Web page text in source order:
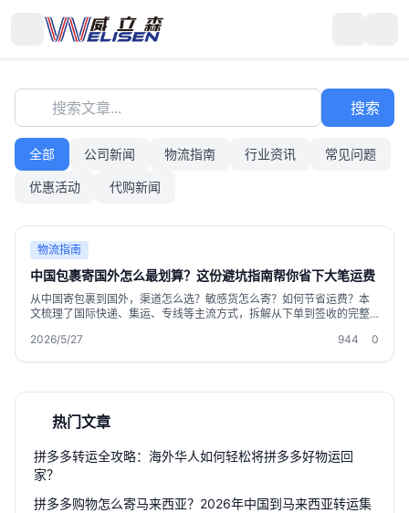
搜索文章... 搜索
全部 公司新闻 物流指南 行业资讯 常见问题
优惠活动 代购新闻
物流指南
中国包裹寄国外怎么最划算？这份避坑指南帮你省下大笔运费
从中国寄包裹到国外，渠道怎么选？敏感货怎么寄？如何节省运费？本
文梳理了国际快递、集运、专线等主流方式，拆解从下单到签收的完整
人、留学生和跨境电商卖家找到安全又经济的寄送方案。
2026/5/27 944 0
热门文章
拼多多转运全攻略：海外华人如何轻松将拼多多好物运回
家？
拼多多购物怎么寄马来西亚？2026年中国到马来西亚转运集